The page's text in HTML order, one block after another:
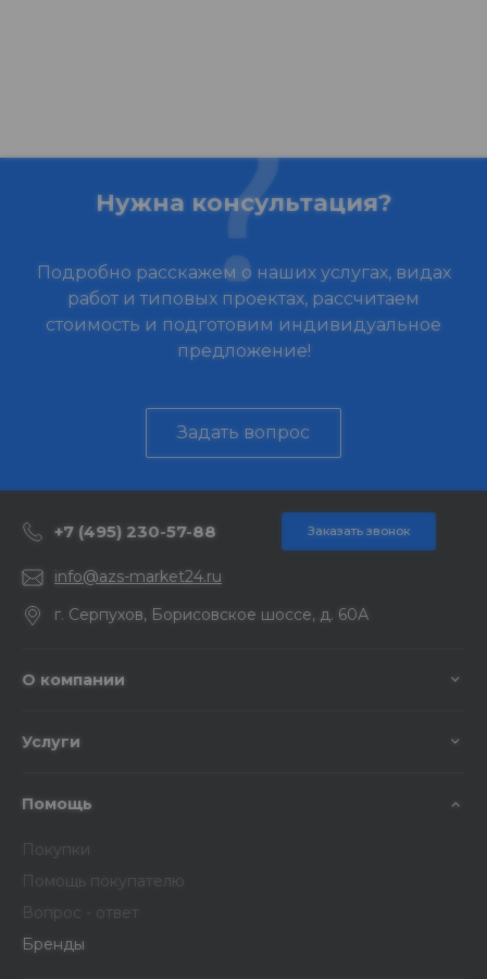
Нужна консультация?
Подробно расскажем о наших услугах, видах
работ и типовых проектах, рассчитаем
стоимость и подготовим индивидуальное
предложение!
Задать вопрос
+7 (495) 230-57-88 Заказать звонок
info@azs-market24.ru
г. Серпухов, Борисовское шоссе, д. 60А
О компании
Услуги
Помощь
Покупки
Помощь покупателю
Вопрос - ответ
Бренды